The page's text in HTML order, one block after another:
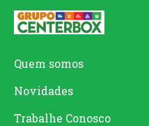
Quem somos
Novidades
Trabalhe Conosco